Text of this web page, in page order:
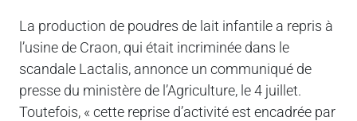
La production de poudres de lait infantile a repris à
l’usine de Craon, qui était incriminée dans le
scandale Lactalis, annonce un communiqué de
presse du ministère de l’Agriculture, le 4 juillet.
Toutefois, « cette reprise d’activité est encadrée par